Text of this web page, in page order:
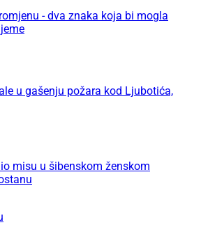
- dva znaka koja bi mogla
u gašenju požara kod Ljubotića,
misu u šibenskom ženskom